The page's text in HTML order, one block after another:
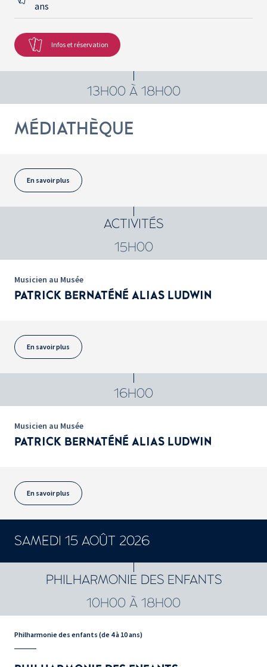
ans
Infos et réservation
13H00 À 18H00
MÉDIATHÈQUE
En savoir plus
ACTIVITÉS
15H00
Musicien au Musée
PATRICK BERNATÉNÉ ALIAS LUDWIN
En savoir plus
16H00
Musicien au Musée
PATRICK BERNATÉNÉ ALIAS LUDWIN
En savoir plus
SAMEDI 15 AOÛT 2026
PHILHARMONIE DES ENFANTS
10H00 À 18H00
Philharmonie des enfants (de 4 à 10 ans)